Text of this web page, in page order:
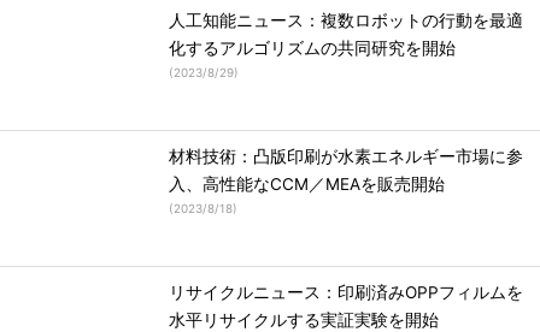
人工知能ニュース：複数ロボットの行動を最適
化するアルゴリズムの共同研究を開始
(2023/8/29)
材料技術：凸版印刷が水素エネルギー市場に参
入、高性能なCCM／MEAを販売開始
(2023/8/18)
リサイクルニュース：印刷済みOPPフィルムを
水平リサイクルする実証実験を開始